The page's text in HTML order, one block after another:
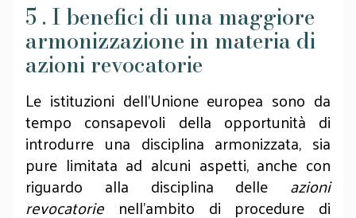
5 . I benefici di una maggiore
armonizzazione in materia di
azioni revocatorie
Le istituzioni dell’Unione europea sono da
tempo consapevoli della opportunità di
introdurre una disciplina armonizzata, sia
pure limitata ad alcuni aspetti, anche con
riguardo alla disciplina delle azioni
revocatorie nell’ambito di procedure di